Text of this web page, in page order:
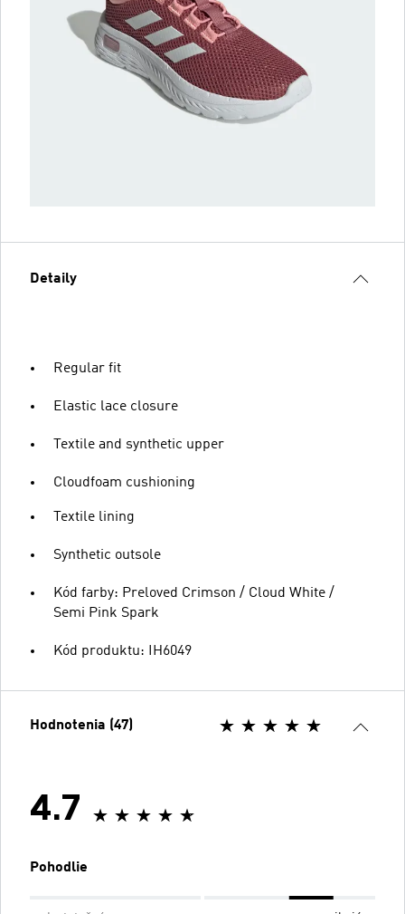
Detaily
Regular fit
Elastic lace closure
Textile and synthetic upper
Cloudfoam cushioning
Textile lining
Synthetic outsole
Kód farby: Preloved Crimson / Cloud White /
Semi Pink Spark
Kód produktu: IH6049
Hodnotenia (47)
4.7
Pohodlie